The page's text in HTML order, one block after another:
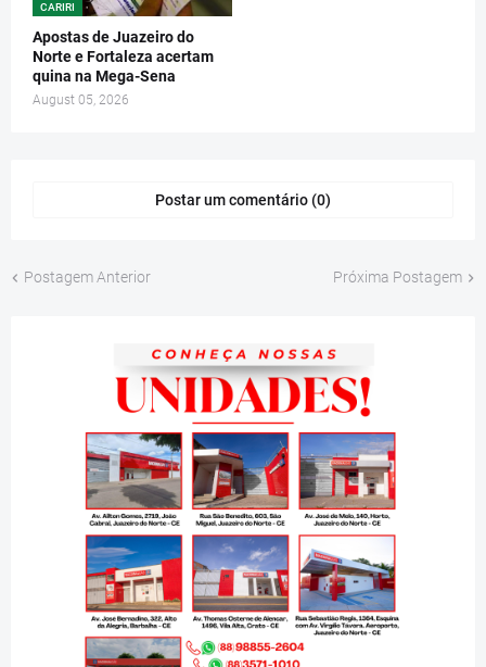
CARIRI
Apostas de Juazeiro do
Norte e Fortaleza acertam
quina na Mega-Sena
August 05, 2026
Postar um comentário (0)
Postagem Anterior Próxima Postagem